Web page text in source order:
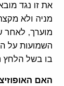
את זו נגד
מניה ולא
מוערך, לאחר
השמועות על
בו בשל הלחץ
האם